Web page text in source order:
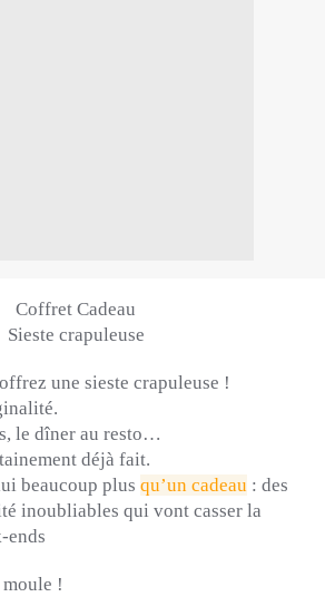
Coffret Cadeau
Sieste crapuleuse
une sieste crapuleuse !
le dîner au resto…
déjà fait.
beaucoup plus qu’un cadeau : des
inoubliables qui vont casser la
ends
!